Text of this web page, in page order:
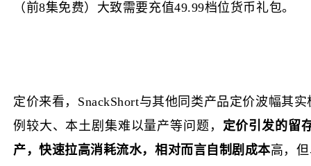
（前8集免费）大致需要充值49.99档位货币礼包。
定价来看，SnackShort与其他同类产品定价波幅其
例较大、本土剧集难以量产等问题， 定价引发的留
产，快速拉高消耗流水，相对而言自制剧成本高，